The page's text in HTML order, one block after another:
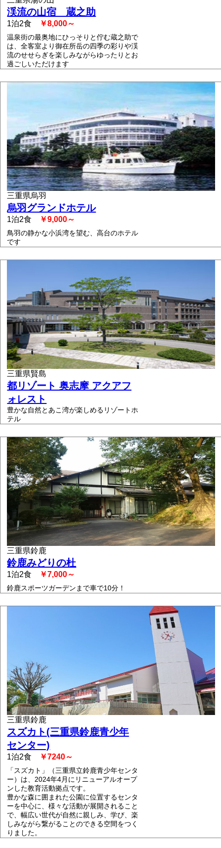
渓流の山宿 蔵之助
1泊2食 ￥8,000～
温泉街の最奥地にひっそりと佇む蔵之助で
は、全客室より御在所岳の四季の彩りや渓
流のせせらぎを楽しみながらゆったりとお
過ごしいただけます
三重県烏羽
烏羽グランドホテル
1泊2食 ￥9,000～
鳥羽の静かな小浜湾を望む、高台のホテル
です
三重県賢島
都リゾート 奥志摩 アクアフ
ォレスト
豊かな自然とあこ湾が楽しめるリゾートホ
テル
三重県鈴鹿
鈴鹿みどりの杜
1泊2食 ￥7,000～
鈴鹿スポーツガーデンまで車で10分！
三重県鈴鹿
スズカト(三重県鈴鹿青少年
センター)
1泊2食 ￥7240～
「スズカト」（三重県立鈴鹿青少年センタ
ー）は、2024年4月にリニューアルオープ
ンした教育活動拠点です。
豊かな森に囲まれた公園に位置するセンタ
ーを中心に、様々な活動が展開されること
で、幅広い世代が自然に親しみ、学び、楽
しみながら繋がることのできる空間をつく
りました。